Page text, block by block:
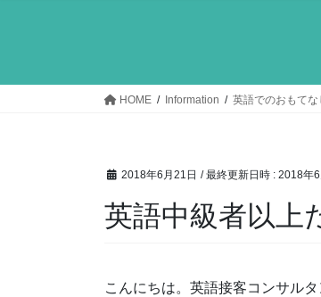
HOME Information 英語でのおもてな
2018年6月21日 / 最終更新日時 : 2018年6
英語中級者以上
こんにちは。英語接客コンサルタ